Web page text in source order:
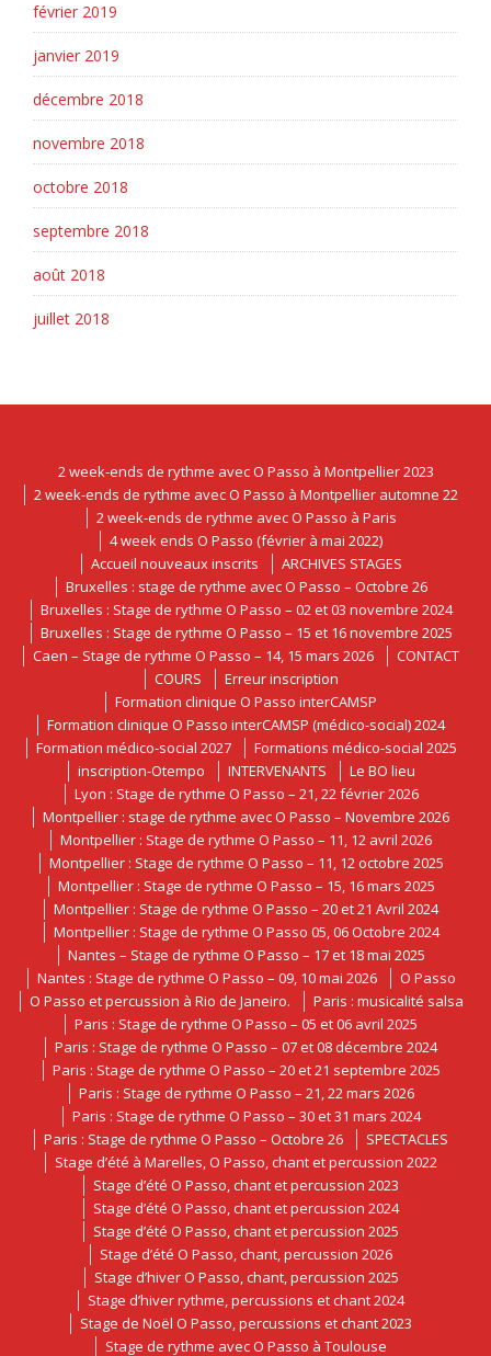
février 2019
janvier 2019
décembre 2018
novembre 2018
octobre 2018
septembre 2018
août 2018
juillet 2018
2 week-ends de rythme avec O Passo à Montpellier 2023
2 week-ends de rythme avec O Passo à Montpellier automne 22
2 week-ends de rythme avec O Passo à Paris
4 week ends O Passo (février à mai 2022)
Accueil nouveaux inscrits
ARCHIVES STAGES
Bruxelles : stage de rythme avec O Passo – Octobre 26
Bruxelles : Stage de rythme O Passo – 02 et 03 novembre 2024
Bruxelles : Stage de rythme O Passo – 15 et 16 novembre 2025
Caen – Stage de rythme O Passo – 14, 15 mars 2026
CONTACT
COURS
Erreur inscription
Formation clinique O Passo interCAMSP
Formation clinique O Passo interCAMSP (médico-social) 2024
Formation médico-social 2027
Formations médico-social 2025
inscription-Otempo
INTERVENANTS
Le BO lieu
Lyon : Stage de rythme O Passo – 21, 22 février 2026
Montpellier : stage de rythme avec O Passo – Novembre 2026
Montpellier : Stage de rythme O Passo – 11, 12 avril 2026
Montpellier : Stage de rythme O Passo – 11, 12 octobre 2025
Montpellier : Stage de rythme O Passo – 15, 16 mars 2025
Montpellier : Stage de rythme O Passo – 20 et 21 Avril 2024
Montpellier : Stage de rythme O Passo 05, 06 Octobre 2024
Nantes – Stage de rythme O Passo – 17 et 18 mai 2025
Nantes : Stage de rythme O Passo – 09, 10 mai 2026
O Passo
O Passo et percussion à Rio de Janeiro.
Paris : musicalité salsa
Paris : Stage de rythme O Passo – 05 et 06 avril 2025
Paris : Stage de rythme O Passo – 07 et 08 décembre 2024
Paris : Stage de rythme O Passo – 20 et 21 septembre 2025
Paris : Stage de rythme O Passo – 21, 22 mars 2026
Paris : Stage de rythme O Passo – 30 et 31 mars 2024
Paris : Stage de rythme O Passo – Octobre 26
SPECTACLES
Stage d’été à Marelles, O Passo, chant et percussion 2022
Stage d’été O Passo, chant et percussion 2023
Stage d’été O Passo, chant et percussion 2024
Stage d’été O Passo, chant et percussion 2025
Stage d’été O Passo, chant, percussion 2026
Stage d’hiver O Passo, chant, percussion 2025
Stage d’hiver rythme, percussions et chant 2024
Stage de Noël O Passo, percussions et chant 2023
Stage de rythme avec O Passo à Toulouse